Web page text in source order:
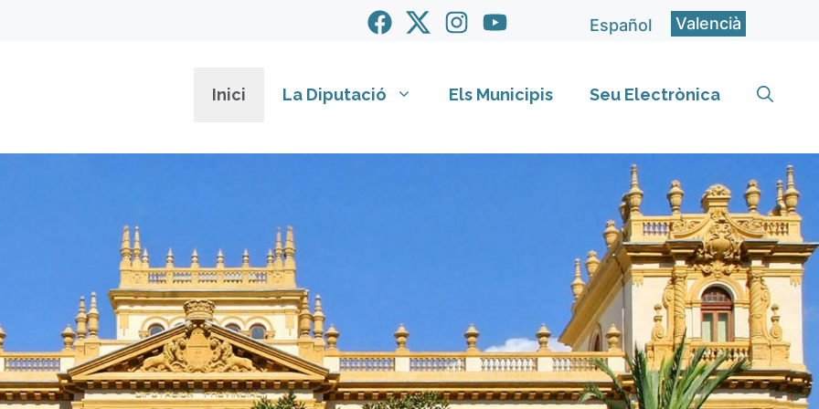
Español Valencià
Inici La Diputació Els Municipis Seu Electrònica